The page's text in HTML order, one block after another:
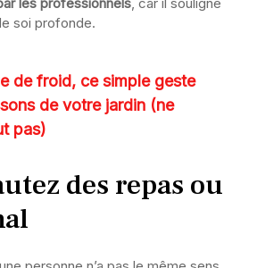
soi profonde.
de froid, ce simple geste
de votre jardin (ne
pas)
des repas ou